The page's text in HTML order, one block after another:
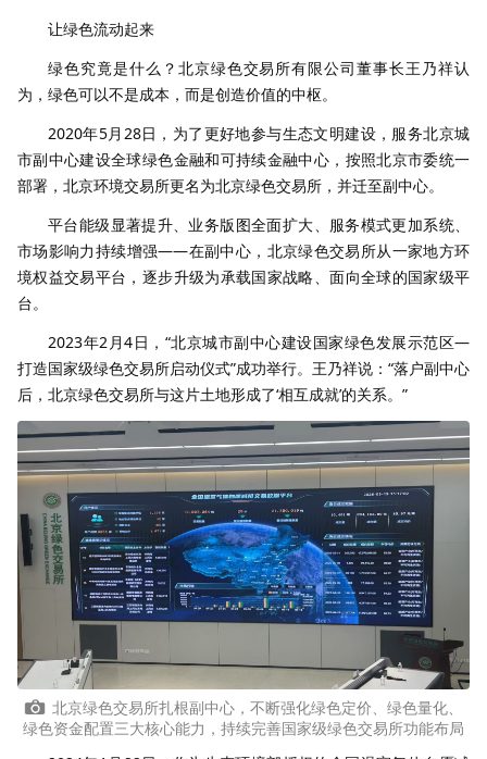
让绿色流动起来
绿色究竟是什么？北京绿色交易所有限公司董事长王乃祥认
为，绿色可以不是成本，而是创造价值的中枢。
2020年5月28日，为了更好地参与生态文明建设，服务北京城
市副中心建设全球绿色金融和可持续金融中心，按照北京市委统一
部署，北京环境交易所更名为北京绿色交易所，并迁至副中心。
平台能级显著提升、业务版图全面扩大、服务模式更加系统、
市场影响力持续增强——在副中心，北京绿色交易所从一家地方环
境权益交易平台，逐步升级为承载国家战略、面向全球的国家级平
台。
2023年2月4日，“北京城市副中心建设国家绿色发展示范区—
打造国家级绿色交易所启动仪式”成功举行。王乃祥说：“落户副中心
后，北京绿色交易所与这片土地形成了‘相互成就’的关系。”
北京绿色交易所扎根副中心，不断强化绿色定价、绿色量化、
绿色资金配置三大核心能力，持续完善国家级绿色交易所功能布局